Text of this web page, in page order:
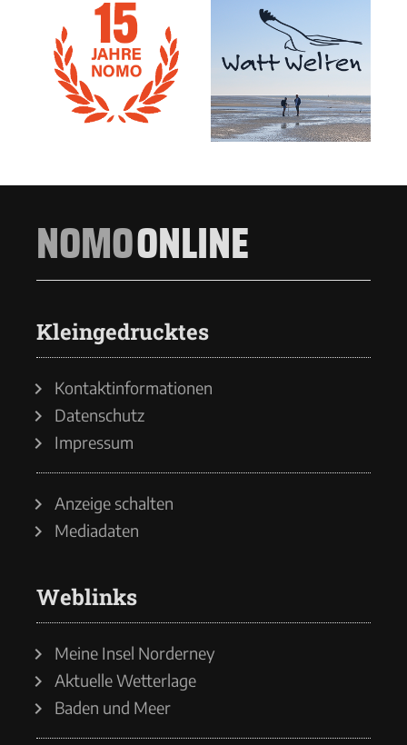
NOMOONLINE
Kleingedrucktes
Kontaktinformationen
Datenschutz
Impressum
Anzeige schalten
Mediadaten
Weblinks
Meine Insel Norderney
Aktuelle Wetterlage
Baden und Meer